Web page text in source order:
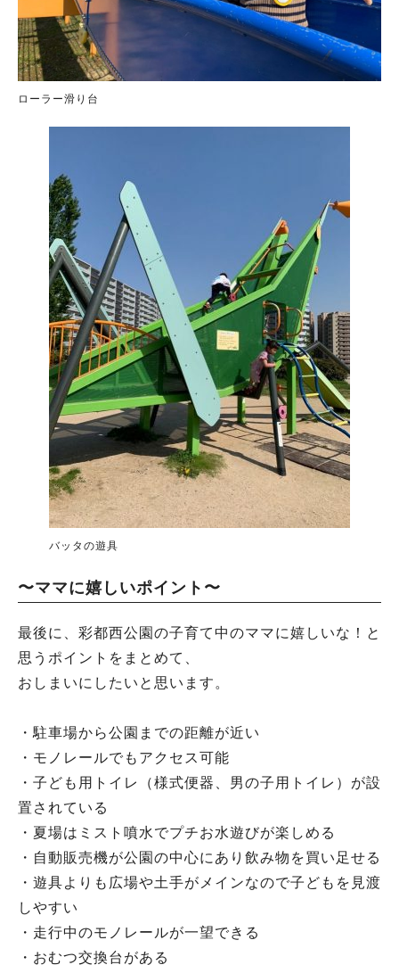
ローラー滑り台
バッタの遊具
〜ママに嬉しいポイント〜
最後に、彩都西公園の子育て中のママに嬉しいな！と
思うポイントをまとめて、
おしまいにしたいと思います。
・駐車場から公園までの距離が近い
・モノレールでもアクセス可能
・子ども用トイレ（様式便器、男の子用トイレ）が設
置されている
・夏場はミスト噴水でプチお水遊びが楽しめる
・自動販売機が公園の中心にあり飲み物を買い足せる
・遊具よりも広場や土手がメインなので子どもを見渡
しやすい
・走行中のモノレールが一望できる
・おむつ交換台がある